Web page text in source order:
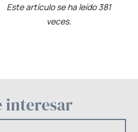
Este artículo se ha leído 381
veces.
interesar